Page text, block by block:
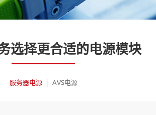
选择更合适的电源模块
服务器电源 AVS电源